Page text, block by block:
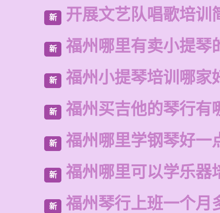
新 开展文艺队唱歌培训
新 福州哪里有卖小提琴
新 福州小提琴培训哪家
新 福州买吉他的琴行有
新 福州哪里学钢琴好一
新 福州哪里可以学乐器
新 福州琴行上班一个月